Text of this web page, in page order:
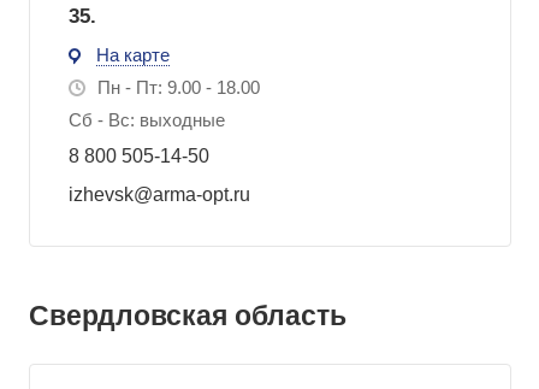
35.
На карте
Пн - Пт: 9.00 - 18.00
Сб - Вс: выходные
8 800 505-14-50
izhevsk@arma-opt.ru
Свердловская область